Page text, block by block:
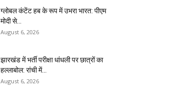
ग्लोबल कंटेंट हब के रूप में उभरा भारत: पीएम
मोदी से...
August 6, 2026
झारखंड में भर्ती परीक्षा धांधली पर छात्रों का
हल्लाबोल: रांची में...
August 6, 2026